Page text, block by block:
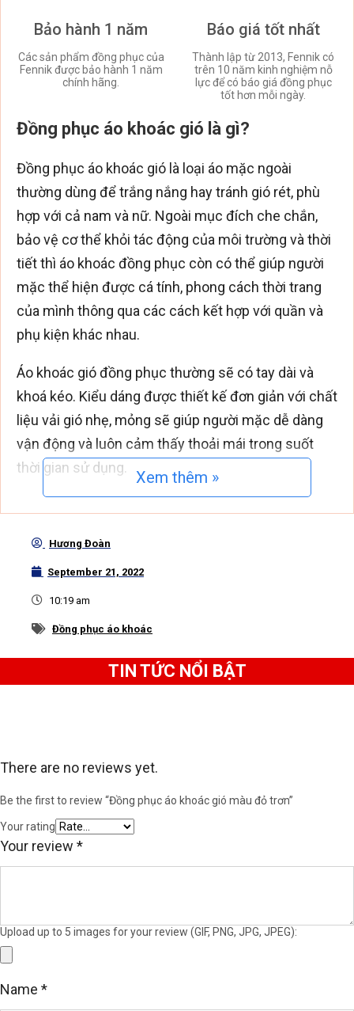
Bảo hành 1 năm
Các sản phẩm đồng phục của
Fennik được bảo hành 1 năm
chính hãng.
Báo giá tốt nhất
Thành lập từ 2013, Fennik có
trên 10 năm kinh nghiệm nỗ
lực để có báo giá đồng phục
tốt hơn mỗi ngày.
Đồng phục áo khoác gió là gì?
Đồng phục áo khoác gió là loại áo mặc ngoài
thường dùng để trắng nắng hay tránh gió rét, phù
hợp với cả nam và nữ. Ngoài mục đích che chắn,
bảo vệ cơ thể khỏi tác động của môi trường và thời
tiết thì áo khoác đồng phục còn có thể giúp người
mặc thể hiện được cá tính, phong cách thời trang
của mình thông qua các cách kết hợp với quần và
phụ kiện khác nhau.
Áo khoác gió đồng phục thường sẽ có tay dài và
khoá kéo. Kiểu dáng được thiết kế đơn giản với chất
liệu vải gió nhẹ, mỏng sẽ giúp người mặc dễ dàng
vận động và luôn cảm thấy thoải mái trong suốt
thời gian sử dụng.
cơn mưa lất phất, là sự lựa chọn số một dành cho
những ai thường xuyên phải di chuyển xa.
Xem thêm »
Hương Đoàn
September 21, 2022
10:19 am
Đồng phục áo khoác
TIN TỨC NỔI BẬT
There are no reviews yet.
Be the first to review “Đồng phục áo khoác gió màu đỏ trơn”
Your rating
Your review *
Upload up to 5 images for your review (GIF, PNG, JPG, JPEG):
Name *